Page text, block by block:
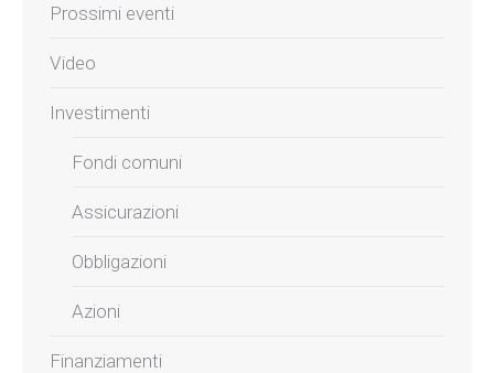
Prossimi eventi
Video
Investimenti
Fondi comuni
Assicurazioni
Obbligazioni
Azioni
Finanziamenti